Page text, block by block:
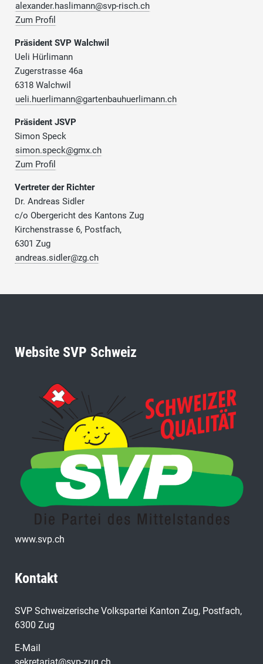
alexander.haslimann@svp-risch.ch
Zum Profil
Präsident SVP Walchwil
Ueli Hürlimann
Zugerstrasse 46a
6318 Walchwil
ueli.huerlimann@gartenbauhuerlimann.ch
Präsident JSVP
Simon Speck
simon.speck@gmx.ch
Zum Profil
Vertreter der Richter
Dr. Andreas Sidler
c/o Obergericht des Kantons Zug
Kirchenstrasse 6, Postfach,
6301 Zug
andreas.sidler@zg.ch
Website SVP Schweiz
www.svp.ch
Kontakt
SVP Schweizerische Volkspartei Kanton Zug, Postfach,
6300 Zug
E-Mail